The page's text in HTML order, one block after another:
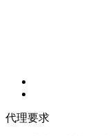
代理要求